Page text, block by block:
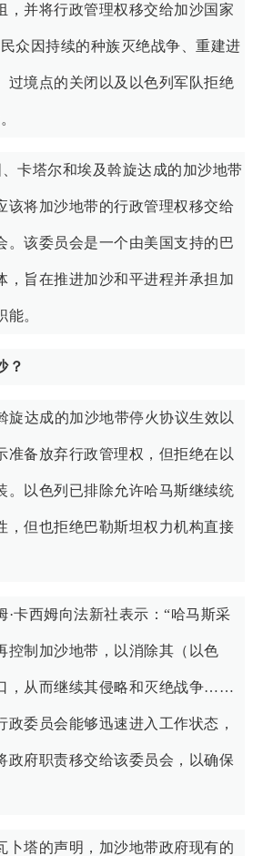
，并将行政管理权移交给加沙国家
众因持续的种族灭绝战争、重建进
过境点的关闭以及以色列军队拒绝
卡塔尔和埃及斡旋达成的加沙地带
该将加沙地带的行政管理权移交给
。该委员会是一个由美国支持的巴
，旨在推进加沙和平进程并承担加
。
？
旋达成的加沙地带停火协议生效以
准备放弃行政管理权，但拒绝在以
。以色列已排除允许哈马斯继续统
，但也拒绝巴勒斯坦权力机构直接
·卡西姆向法新社表示：“哈马斯采
控制加沙地带，以消除其（以色
，从而继续其侵略和灭绝战争……
政委员会能够迅速进入工作状态，
政府职责移交给该委员会，以确保
卜塔的声明，加沙地带政府现有的